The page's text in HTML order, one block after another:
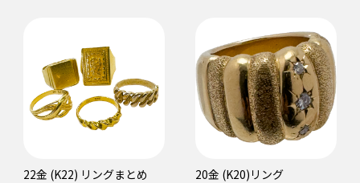
22金 (K22) リングまとめ
20金 (K20)リング